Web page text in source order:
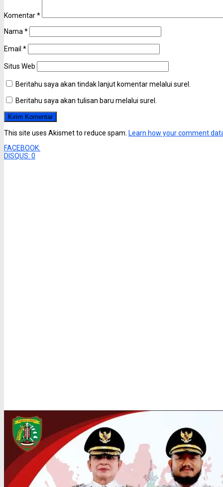
Komentar*
Nama *
Email *
Situs Web
Beritahu saya akan tindak lanjut komentar melalui surel.
Beritahu saya akan tulisan baru melalui surel.
This site uses Akismet to reduce spam. Learn how your comment
FACEBOOK:
DISQUS: 0